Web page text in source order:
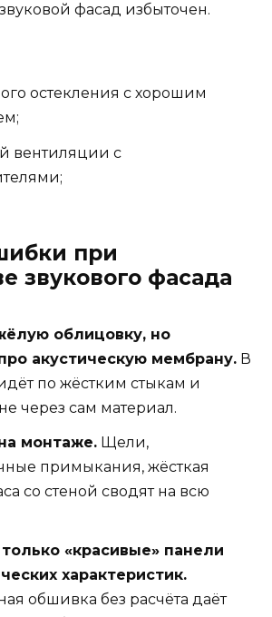
фасад избыточен.
остекления с хорошим
вентиляции с
при
звукового фасада
облицовку, но
акустическую мембрану. В
по жёстким стыкам и
через сам материал.
монтаже. Щели,
примыкания, жёсткая
со стеной сводят на всю
«красивые» панели
характеристик.
обшивка без расчёта даёт